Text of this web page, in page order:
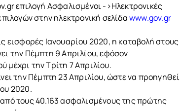
επιλογή Ασφαλισμένοι ->Ηλεκτρονικές
στην ηλεκτρονική σελίδαwww.gov.gr
εισφορές Ιανουαρίου 2020, η καταβολή στους
την Πέμπτη 9 Απριλίου, εφόσον
μέχρι την Τρίτη 7 Απριλίου.
την Πέμπτη 23 Απριλίου, ώστε να προηγηθεί
2020.
τους 40.163 ασφαλισμένους της πρώτης